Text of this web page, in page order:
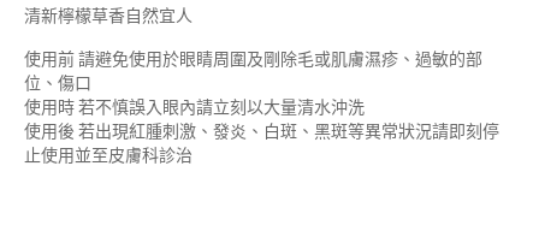
清新檸檬草香自然宜人
使用前 請避免使用於眼睛周圍及剛除毛或肌膚濕疹、過敏的部
位、傷口
使用時 若不慎誤入眼內請立刻以大量清水沖洗
使用後 若出現紅腫刺激、發炎、白斑、黑斑等異常狀況請即刻停
止使用並至皮膚科診治